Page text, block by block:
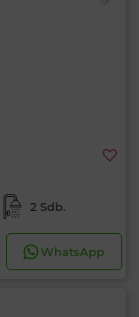
2 Sdb.
WhatsApp